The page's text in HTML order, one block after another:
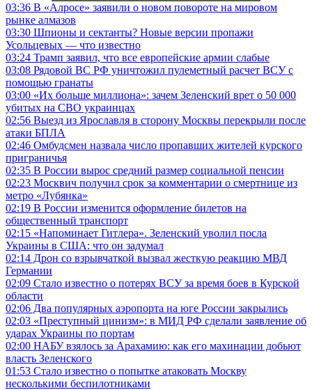
03:36 В «Алросе» заявили о новом повороте на мировом
рынке алмазов
03:30 Шпионы и сектанты? Новые версии пропажи
Усольцевых — что известно
03:24 Трамп заявил, что все европейские армии слабые
03:08 Рядовой ВС РФ уничтожил пулеметный расчет ВСУ с
помощью гранаты
03:00 «Их больше миллиона»: зачем Зеленский врет о 50 000
убитых на СВО украинцах
02:56 Выезд из Ярославля в сторону Москвы перекрыли после
атаки БПЛА
02:46 Омбудсмен назвала число пропавших жителей курского
приграничья
02:35 В России вырос средний размер социальной пенсии
02:23 Москвич получил срок за комментарии о смертнице из
метро «Лубянка»
02:19 В России изменится оформление билетов на
общественный транспорт
02:15 «Напоминает Гитлера». Зеленский уволил посла
Украины в США: что он задумал
02:14 Дрон со взрывчаткой вызвал жесткую реакцию МВД
Германии
02:09 Стало известно о потерях ВСУ за время боев в Курской
области
02:06 Два популярных аэропорта на юге России закрылись
02:03 «Преступный цинизм»: в МИД РФ сделали заявление об
ударах Украины по портам
02:00 НАБУ взялось за Арахамию: как его махинации добьют
власть Зеленского
01:53 Стало известно о попытке атаковать Москву
несколькими беспилотниками